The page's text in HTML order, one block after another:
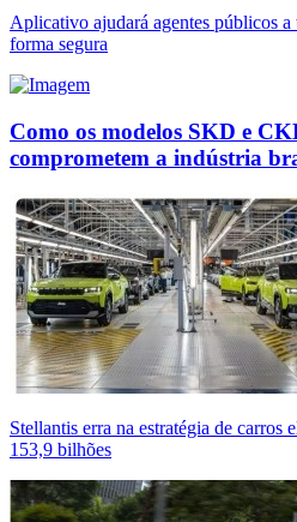
Aplicativo ajudará agentes públicos
forma segura
Como os modelos SKD e
comprometem a indústria
Stellantis erra na estratégia de carros
153,9 bilhões